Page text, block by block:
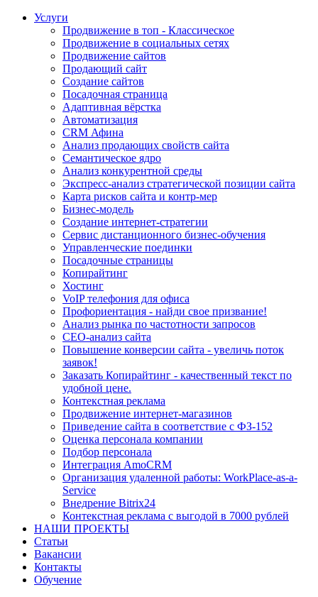
Услуги
Продвижение в топ - Классическое
Продвижение в социальных сетях
Продвижение сайтов
Продающий сайт
Создание сайтов
Посадочная страница
Адаптивная вёрстка
Автоматизация
CRM Афина
Анализ продающих свойств сайта
Семантическое ядро
Анализ конкурентной среды
Экспресс-анализ стратегической позиции сайта
Карта рисков сайта и контр-мер
Бизнес-модель
Создание интернет-стратегии
Сервис дистанционного бизнес-обучения
Управленческие поединки
Посадочные страницы
Копирайтинг
Хостинг
VoIP телефония для офиса
Профориентация - найди свое призвание!
Анализ рынка по частотности запросов
СЕО-анализ сайта
Повышение конверсии сайта - увеличь поток
заявок!
Заказать Копирайтинг - качественный текст по
удобной цене.
Контекстная реклама
Продвижение интернет-магазинов
Приведение сайта в соответствие с ФЗ-152
Оценка персонала компании
Подбор персонала
Интеграция AmoCRM
Организация удаленной работы: WorkPlace-as-a-
Service
Внедрение Bitrix24
Контекстная реклама с выгодой в 7000 рублей
НАШИ ПРОЕКТЫ
Статьи
Вакансии
Контакты
Обучение